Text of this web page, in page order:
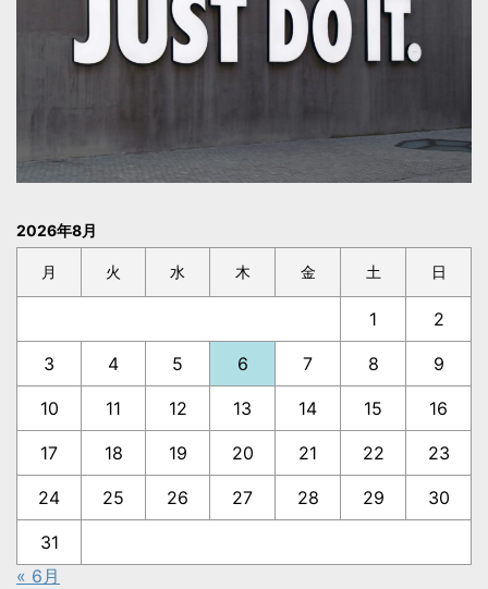
2026年8月
月 火 水 木 金 土 日
1 2
3 4 5 6 7 8 9
10 11 12 13 14 15 16
17 18 19 20 21 22 23
24 25 26 27 28 29 30
31
« 6月